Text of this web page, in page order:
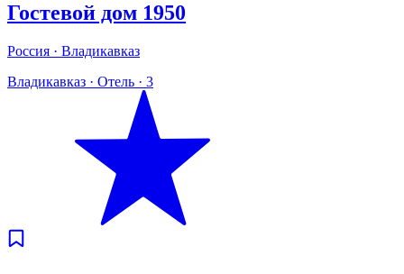
Гостевой дом 1950
Россия · Владикавказ
Владикавказ · Отель · 3